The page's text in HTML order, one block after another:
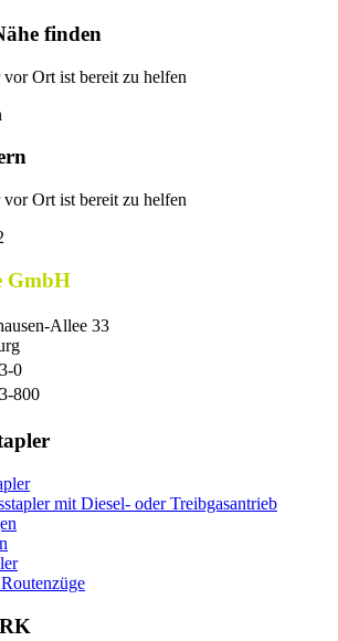
finden
Ort ist bereit zu helfen
Ort ist bereit zu helfen
GmbH
Allee 33
0
800
mit Diesel- oder Treibgasantrieb